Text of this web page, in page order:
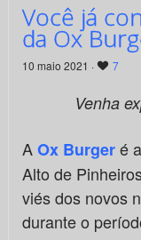
Você já
da Ox
10 maio 2021 · 7
Venha
AOx Burgeré
Alto de
viés dos novos
durante o